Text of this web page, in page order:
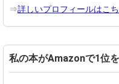
⇒詳しいプロフィールはこ
私の本がAmazonで1位を